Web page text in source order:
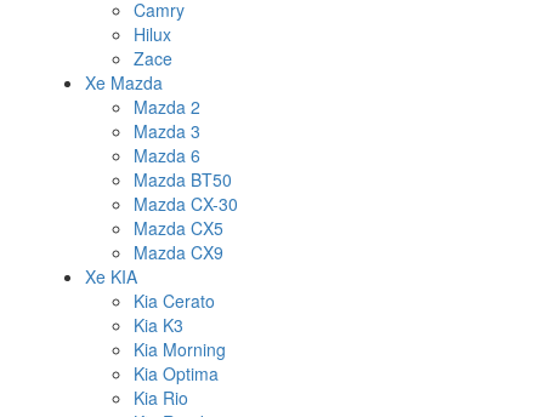
Camry
Hilux
Zace
Xe Mazda
Mazda 2
Mazda 3
Mazda 6
Mazda BT50
Mazda CX-30
Mazda CX5
Mazda CX9
Xe KIA
Kia Cerato
Kia K3
Kia Morning
Kia Optima
Kia Rio